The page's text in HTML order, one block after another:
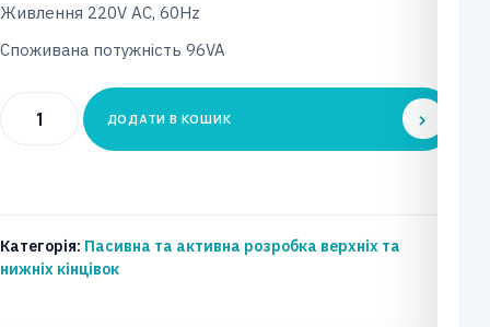
Живлення 220V AC, 60Hz
Споживана потужність 96VA
Механотерапевтичний
пасивної
ДОДАТИ В КОШИК
Категорія: Пасивна та активна розробка верхніх та
нижніх кінцівок